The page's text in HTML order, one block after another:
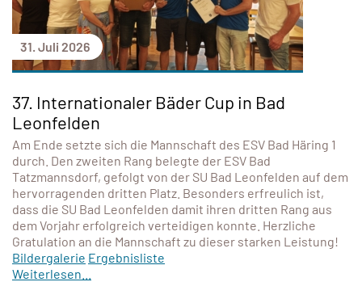
31. Juli 2026
37. Internationaler Bäder Cup in Bad
Leonfelden
Am Ende setzte sich die Mannschaft des ESV Bad Häring 1
durch. Den zweiten Rang belegte der ESV Bad
Tatzmannsdorf, gefolgt von der SU Bad Leonfelden auf dem
hervorragenden dritten Platz. Besonders erfreulich ist,
dass die SU Bad Leonfelden damit ihren dritten Rang aus
dem Vorjahr erfolgreich verteidigen konnte. Herzliche
Gratulation an die Mannschaft zu dieser starken Leistung!
Bildergalerie Ergebnisliste
Weiterlesen...